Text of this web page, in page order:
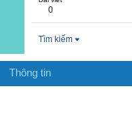
0
Tìm kiếm
Thông tin